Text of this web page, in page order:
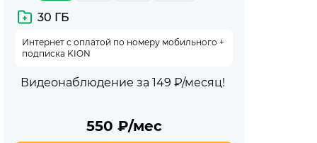
30 ГБ
Интернет с оплатой по номеру мобильного +
подписка KION
Видеонаблюдение за 149 ₽/месяц!
550 ₽/мес